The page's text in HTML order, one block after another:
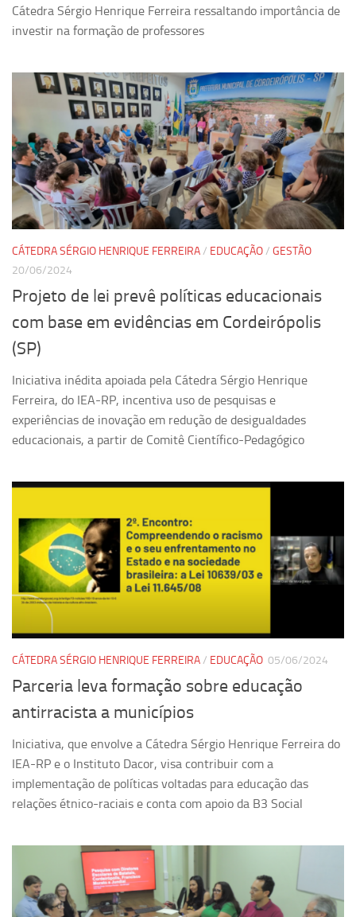
Fabiana Cristina Severi (FDRP)
Fernando de Lima Caneppele
Maria Paula Costa Bertran
Professor Sênior
Professores Seniores Encerrados
Institucional
Polo Ribeirão Preto
Equipe
Estrutura do polo
Espaço de Eventos
Projetos
Pint of Science
União Pró-Vacina
USP Analisa
Documentos
Relatórios
Revista Estudos Avançados
Espaço Cultural
Contato
Newsletter
Cátedra Sérgio Henrique Ferreira ressaltando importância de
investir na formação de professores
CÁTEDRA SÉRGIO HENRIQUE FERREIRA/ EDUCAÇÃO/ GESTÃO
20/06/2024
Projeto de lei prevê políticas educacionais
com base em evidências em Cordeirópolis
(SP)
Iniciativa inédita apoiada pela Cátedra Sérgio Henrique
Ferreira, do IEA-RP, incentiva uso de pesquisas e
experiências de inovação em redução de desigualdades
educacionais, a partir de Comitê Científico-Pedagógico
CÁTEDRA SÉRGIO HENRIQUE FERREIRA/ EDUCAÇÃO 05/06/2024
Parceria leva formação sobre educação
antirracista a municípios
Iniciativa, que envolve a Cátedra Sérgio Henrique Ferreira do
IEA-RP e o Instituto Dacor, visa contribuir com a
implementação de políticas voltadas para educação das
relações étnico-raciais e conta com apoio da B3 Social